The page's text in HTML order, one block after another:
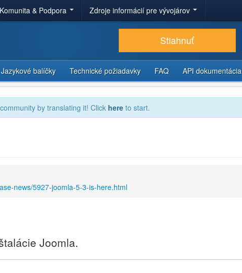
Komunita & Podpora Zdroje informácií pre vývojárov
Stiahnuť
Jazykové balíčky Technické požiadavky FAQ API dokumentácia
by translating it! Click here to start.
news/5927-joomla-5-3-is-here.html
Joomla.